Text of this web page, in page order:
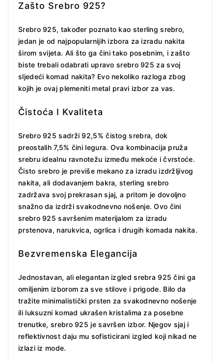
Zašto Srebro 925?
Srebro 925, također poznato kao sterling srebro,
jedan je od najpopularnijih izbora za izradu nakita
širom svijeta. Ali što ga čini tako posebnim, i zašto
biste trebali odabrati upravo srebro 925 za svoj
sljedeći komad nakita? Evo nekoliko razloga zbog
kojih je ovaj plemeniti metal pravi izbor za vas.
Čistoća I Kvaliteta
Srebro 925 sadrži 92,5% čistog srebra, dok
preostalih 7,5% čini legura. Ova kombinacija pruža
srebru idealnu ravnotežu između mekoće i čvrstoće.
Čisto srebro je previše mekano za izradu izdržljivog
nakita, ali dodavanjem bakra, sterling srebro
zadržava svoj prekrasan sjaj, a pritom je dovoljno
snažno da izdrži svakodnevno nošenje. Ovo čini
srebro 925 savršenim materijalom za izradu
prstenova, narukvica, ogrlica i drugih komada nakita.
Bezvremenska Elegancija
Jednostavan, ali elegantan izgled srebra 925 čini ga
omiljenim izborom za sve stilove i prigode. Bilo da
tražite minimalistički prsten za svakodnevno nošenje
ili luksuzni komad ukrašen kristalima za posebne
trenutke, srebro 925 je savršen izbor. Njegov sjaj i
reflektivnost daju mu sofisticirani izgled koji nikad ne
izlazi iz mode.